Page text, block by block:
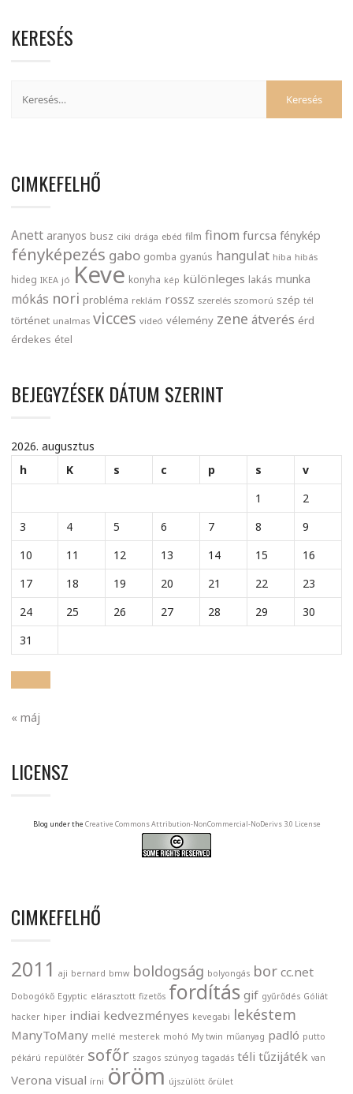
KERESÉS
CIMKEFELHŐ
Anett aranyos busz ciki drága ebéd film finom furcsa fénykép
fényképezés gabo gomba gyanús hangulat hiba hibás
hideg IKEA jó Keve konyha kép különleges lakás munka
mókás nori probléma reklám rossz szerelés szomorú szép tél
történet unalmas vicces videó vélemény zene átverés érd
érdekes étel
BEJEGYZÉSEK DÁTUM SZERINT
2026. augusztus
h
K s c p s
v
1
2
3
4 5 6 7 8
9
10
11 12 13 14 15
16
17
18 19 20 21 22
23
24
25 26 27 28 29
30
31
« máj
LICENSZ
Blog under the Creative Commons Attribution-NonCommercial-NoDerivs 3.0 License
CIMKEFELHŐ
2011 aji bernard bmw boldogság bolyongás bor cc.net
Dobogókő Egyptic elárasztott fizetős fordítás gif gyűrődés Góliát
hacker hiper indiai kedvezményes kevegabi lekéstem
ManyToMany mellé mesterek mohó My twin műanyag padló putto
pékárú repülőtér sofőr szagos szúnyog tagadás téli tűzijáték van
Verona visual írni öröm újszülött őrület